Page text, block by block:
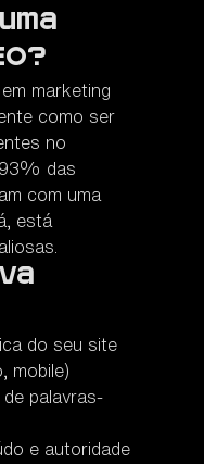
marketing
como ser
no
das
com uma
está
do seu site
mobile)
palavras-
e autoridade